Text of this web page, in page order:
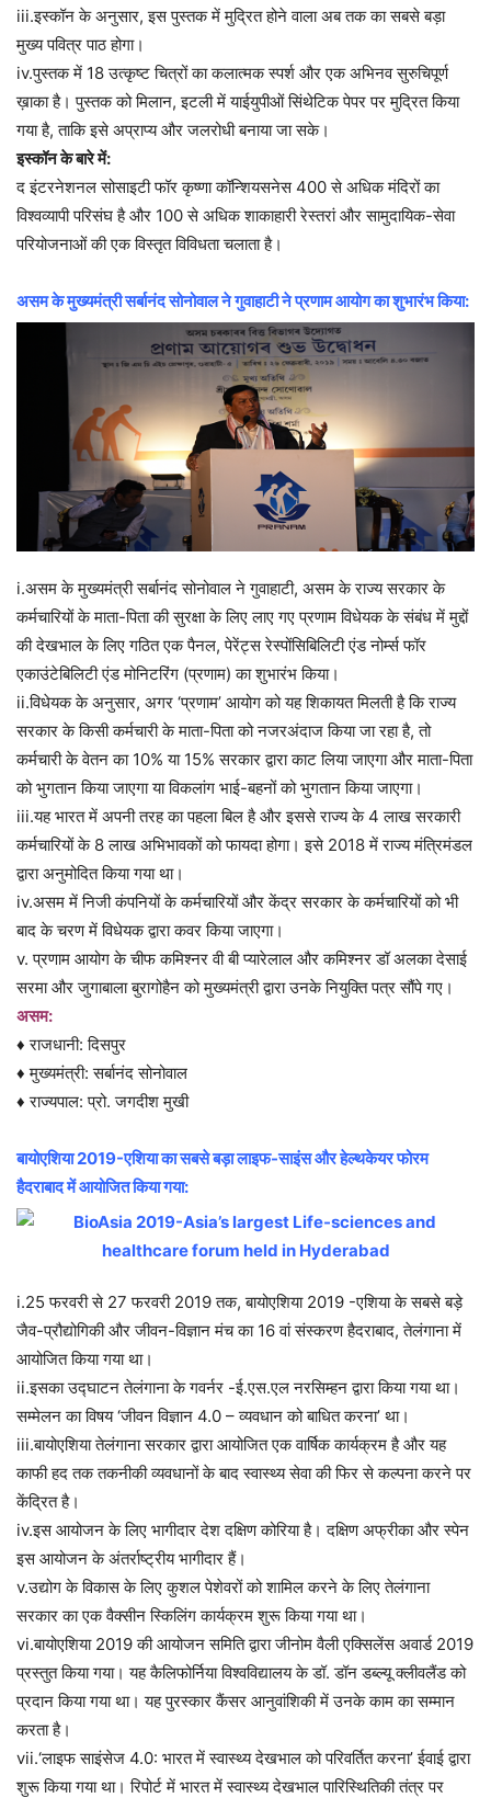
iii.इस्कॉन के अनुसार, इस पुस्तक में मुद्रित होने वाला अब तक का सबसे बड़ा
मुख्य पवित्र पाठ होगा।
iv.पुस्तक में 18 उत्कृष्ट चित्रों का कलात्मक स्पर्श और एक अभिनव सुरुचिपूर्ण
ख़ाका है। पुस्तक को मिलान, इटली में याईयुपीओं सिंथेटिक पेपर पर मुद्रित किया
गया है, ताकि इसे अप्राप्य और जलरोधी बनाया जा सके।
इस्कॉन के बारे में:
द इंटरनेशनल सोसाइटी फॉर कृष्णा कॉन्शियसनेस 400 से अधिक मंदिरों का
विश्वव्यापी परिसंघ है और 100 से अधिक शाकाहारी रेस्तरां और सामुदायिक-सेवा
परियोजनाओं की एक विस्तृत विविधता चलाता है।
असम के मुख्यमंत्री सर्बानंद सोनोवाल ने गुवाहाटी ने प्रणाम आयोग का शुभारंभ किया:
i.असम के मुख्यमंत्री सर्बानंद सोनोवाल ने गुवाहाटी, असम के राज्य सरकार के
कर्मचारियों के माता-पिता की सुरक्षा के लिए लाए गए प्रणाम विधेयक के संबंध में मुद्दों
की देखभाल के लिए गठित एक पैनल, पेरेंट्स रेस्पोंसिबिलिटी एंड नोर्म्स फॉर
एकाउंटेबिलिटी एंड मोनिटरिंग (प्रणाम) का शुभारंभ किया।
ii.विधेयक के अनुसार, अगर ‘प्रणाम’ आयोग को यह शिकायत मिलती है कि राज्य
सरकार के किसी कर्मचारी के माता-पिता को नजरअंदाज किया जा रहा है, तो
कर्मचारी के वेतन का 10% या 15% सरकार द्वारा काट लिया जाएगा और माता-पिता
को भुगतान किया जाएगा या विकलांग भाई-बहनों को भुगतान किया जाएगा।
iii.यह भारत में अपनी तरह का पहला बिल है और इससे राज्य के 4 लाख सरकारी
कर्मचारियों के 8 लाख अभिभावकों को फायदा होगा। इसे 2018 में राज्य मंत्रिमंडल
द्वारा अनुमोदित किया गया था।
iv.असम में निजी कंपनियों के कर्मचारियों और केंद्र सरकार के कर्मचारियों को भी
बाद के चरण में विधेयक द्वारा कवर किया जाएगा।
v. प्रणाम आयोग के चीफ कमिश्नर वी बी प्यारेलाल और कमिश्नर डॉ अलका देसाई
सरमा और जुगाबाला बुरागोहैन को मुख्यमंत्री द्वारा उनके नियुक्ति पत्र सौंपे गए।
असम:
♦ राजधानी: दिसपुर
♦ मुख्यमंत्री: सर्बानंद सोनोवाल
♦ राज्यपाल: प्रो. जगदीश मुखी
बायोएशिया 2019-एशिया का सबसे बड़ा लाइफ-साइंस और हेल्थकेयर फोरम
हैदराबाद में आयोजित किया गया:
i.25 फरवरी से 27 फरवरी 2019 तक, बायोएशिया 2019 -एशिया के सबसे बड़े
जैव-प्रौद्योगिकी और जीवन-विज्ञान मंच का 16 वां संस्करण हैदराबाद, तेलंगाना में
आयोजित किया गया था।
ii.इसका उद्घाटन तेलंगाना के गवर्नर -ई.एस.एल नरसिम्हन द्वारा किया गया था।
सम्मेलन का विषय ‘जीवन विज्ञान 4.0 – व्यवधान को बाधित करना’ था।
iii.बायोएशिया तेलंगाना सरकार द्वारा आयोजित एक वार्षिक कार्यक्रम है और यह
काफी हद तक तकनीकी व्यवधानों के बाद स्वास्थ्य सेवा की फिर से कल्पना करने पर
केंद्रित है।
iv.इस आयोजन के लिए भागीदार देश दक्षिण कोरिया है। दक्षिण अफ्रीका और स्पेन
इस आयोजन के अंतर्राष्ट्रीय भागीदार हैं।
v.उद्योग के विकास के लिए कुशल पेशेवरों को शामिल करने के लिए तेलंगाना
सरकार का एक वैक्सीन स्किलिंग कार्यक्रम शुरू किया गया था।
vi.बायोएशिया 2019 की आयोजन समिति द्वारा जीनोम वैली एक्सिलेंस अवार्ड 2019
प्रस्तुत किया गया। यह कैलिफोर्निया विश्वविद्यालय के डॉ. डॉन डब्ल्यू क्लीवलैंड को
प्रदान किया गया था। यह पुरस्कार कैंसर आनुवांशिकी में उनके काम का सम्मान
करता है।
vii.‘लाइफ साइंसेज 4.0: भारत में स्वास्थ्य देखभाल को परिवर्तित करना’ ईवाई द्वारा
शुरू किया गया था। रिपोर्ट में भारत में स्वास्थ्य देखभाल पारिस्थितिकी तंत्र पर